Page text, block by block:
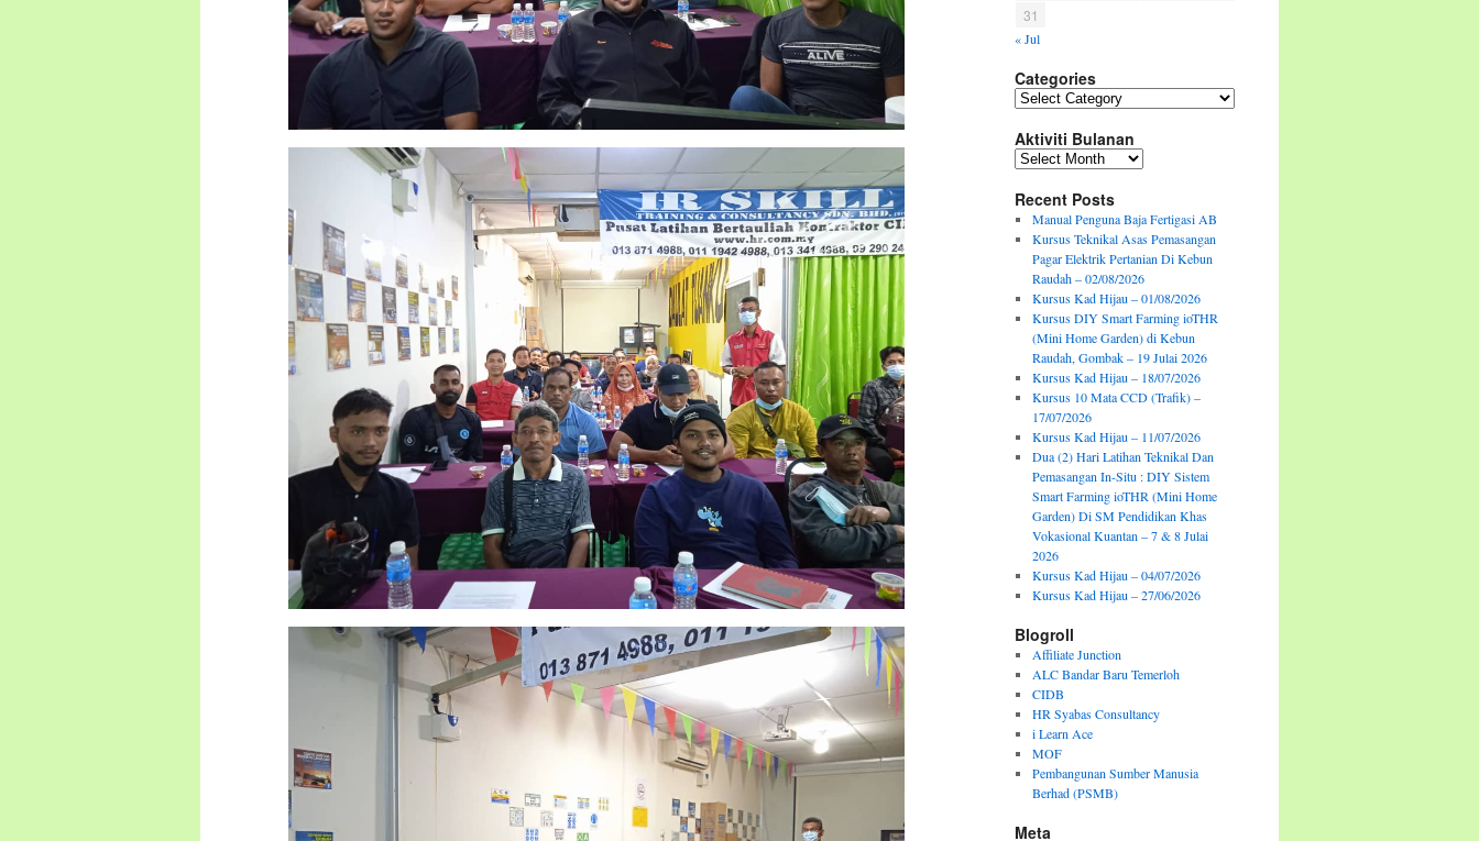
31
« Jul
Categories
Categories
Aktiviti Bulanan
Aktiviti
Recent Posts
Manual Penguna Baja Fertigasi AB
Kursus Teknikal Asas Pemasangan
Pagar Elektrik Pertanian Di Kebun
Raudah – 02/08/2026
Kursus Kad Hijau – 01/08/2026
Kursus DIY Smart Farming ioTHR
(Mini Home Garden) di Kebun
Raudah, Gombak – 19 Julai 2026
Kursus Kad Hijau – 18/07/2026
Kursus 10 Mata CCD (Trafik) –
17/07/2026
Kursus Kad Hijau – 11/07/2026
Dua (2) Hari Latihan Teknikal Dan
Pemasangan In-Situ : DIY Sistem
Smart Farming ioTHR (Mini Home
Garden) Di SM Pendidikan Khas
Vokasional Kuantan – 7 & 8 Julai
2026
Kursus Kad Hijau – 04/07/2026
Kursus Kad Hijau – 27/06/2026
Blogroll
Affiliate Junction
ALC Bandar Baru Temerloh
CIDB
HR Syabas Consultancy
i Learn Ace
MOF
Pembangunan Sumber Manusia
Berhad (PSMB)
Meta